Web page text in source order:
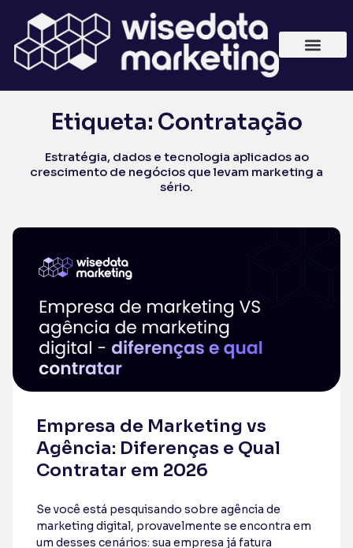
Etiqueta: Contratação
Estratégia, dados e tecnologia aplicados ao
crescimento de negócios que levam marketing a
sério.
Empresa de Marketing vs
Agência: Diferenças e Qual
Contratar em 2026
Se você está pesquisando sobre agência de
marketing digital, provavelmente se encontra em
um desses cenários: sua empresa já fatura